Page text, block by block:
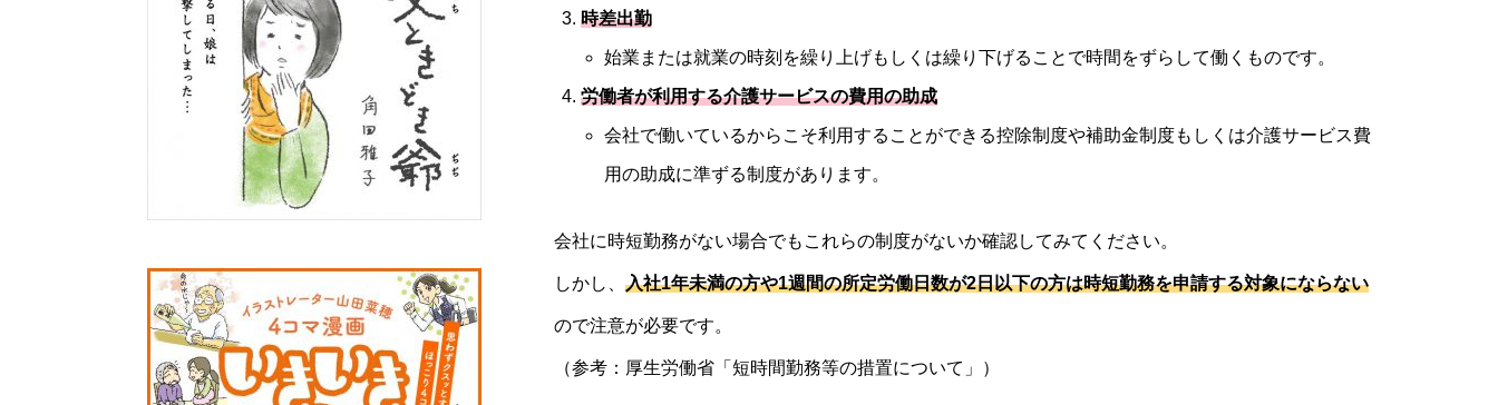
時差出勤
始業または就業の時刻を繰り上げもしくは繰り下げることで時間をずらして働くものです。
労働者が利用する介護サービスの費用の助成
会社で働いているからこそ利用することができる控除制度や補助金制度もしくは介護サービス費
用の助成に準ずる制度があります。
会社に時短勤務がない場合でもこれらの制度がないか確認してみてください。
しかし、 入社1年未満の方や1週間の所定労働日数が2日以下の方は時短勤務を申請する対象にならない
ので注意が必要です。
（参考： 厚生労働省「短時間勤務等の措置について」 ）